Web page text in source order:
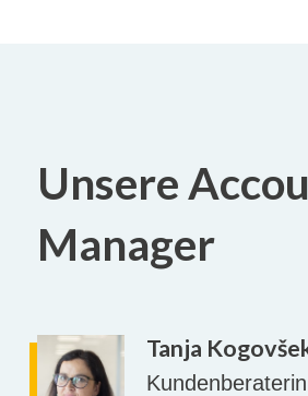
Unsere
Manager
Tanja
Kundenberaterin